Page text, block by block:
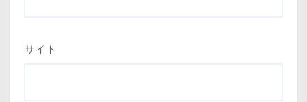
サイト